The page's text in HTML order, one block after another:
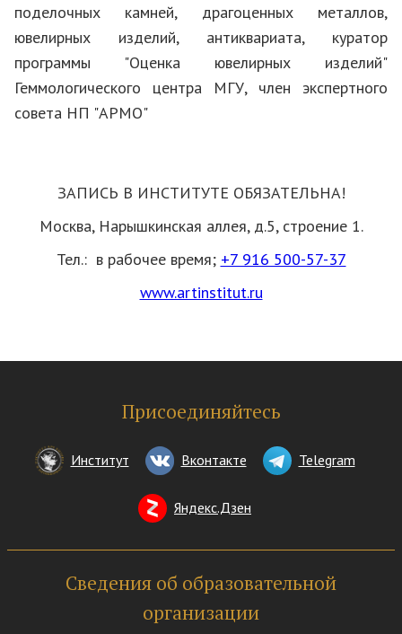
поделочных камней, драгоценных металлов,
ювелирных изделий, антиквариата, куратор
программы "Оценка ювелирных изделий"
Геммологического центра МГУ, член экспертного
совета НП "АРМО"
ЗАПИСЬ В ИНСТИТУТЕ ОБЯЗАТЕЛЬНА!
Москва, Нарышкинская аллея, д.5, строение 1.
Тел.: в рабочее время; +7 916 500-57-37
www.artinstitut.ru
Присоединяйтесь
Институт Вконтакте Telegram
Яндекс.Дзен
Сведения об образовательной
организации